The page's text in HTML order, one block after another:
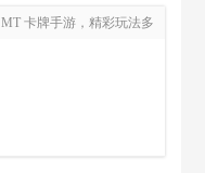
MT 卡牌手游，精彩玩法多